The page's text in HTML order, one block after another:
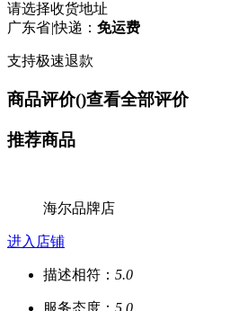
请选择收货地址
广东省|快递： 免运费
支持极速退款
商品评价()查看全部评价
推荐商品
海尔品牌店
进入店铺
描述相符： 5.0
服务态度： 5.0